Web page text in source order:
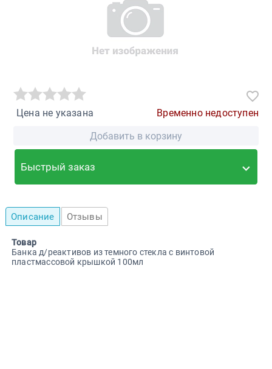
Цена не указана
Временно недоступен
Добавить в корзину
Быстрый заказ
Описание Отзывы
Товар
Банка д/реактивов из темного стекла с винтовой
пластмассовой крышкой 100мл